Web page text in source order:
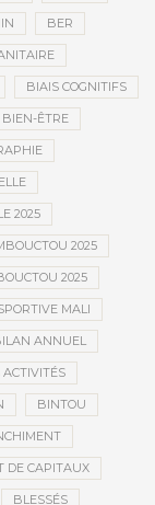
BER
BIAIS COGNITIFS
BIEN-ÊTRE
2025
2025
2025
MALI
ANNUEL
BINTOU
DE CAPITAUX
BLESSÉS